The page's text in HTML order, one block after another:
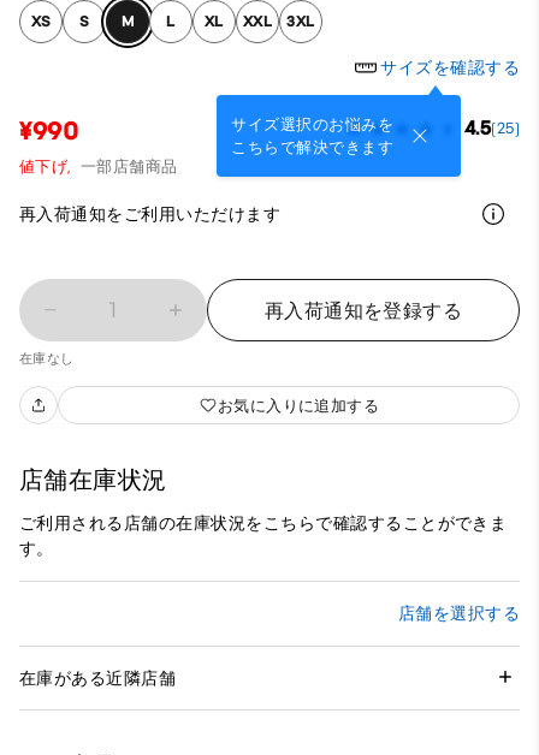
XS S M L XL XXL 3XL
サイズを確認する
サイズ選択のお悩みを
こちらで解決できます
¥990 4.5(25)
値下げ, 一部店舗商品
再入荷通知をご利用いただけます
1 再入荷通知を登録する
在庫なし
お気に入りに追加する
店舗在庫状況
ご利用される店舗の在庫状況をこちらで確認することができま
す。
店舗を選択する
在庫がある近隣店舗